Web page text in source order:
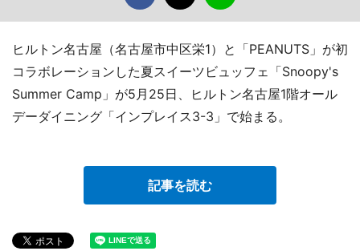
ヒルトン名古屋（名古屋市中区栄1）と「PEANUTS」が初
コラボレーションした夏スイーツビュッフェ「Snoopy's
Summer Camp」が5月25日、ヒルトン名古屋1階オール
デーダイニング「インプレイス3-3」で始まる。
記事を読む